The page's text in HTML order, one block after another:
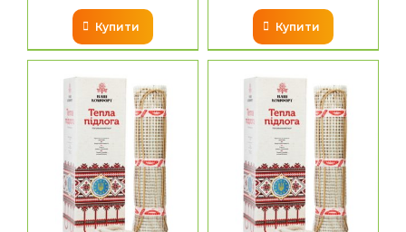
Купити Купити